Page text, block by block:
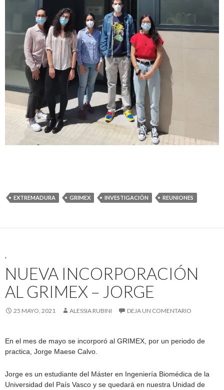
EXTREMADURA GRIMEX INVESTIGACIÓN REUNIONES
.
NUEVA INCORPORACIÓN
AL GRIMEX – JORGE
25 MAYO, 2021 ALESSIA RUBINI DEJA UN COMENTARIO
En el mes de mayo se incorporó al GRIMEX, por un periodo de
practica, Jorge Maese Calvo.
Jorge es un estudiante del Máster en Ingeniería Biomédica de la
Universidad del País Vasco y se quedará en nuestra Unidad de